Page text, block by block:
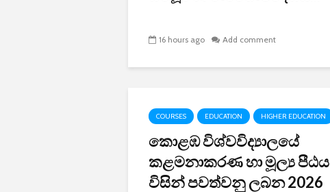
16 hours ago Add comment
COURSES EDUCATION HIGHER EDUCATION
කොළඹ විශ්වවිද්‍යාලයේ
කළමනාකරණ හා මූල්‍ය පීඨය
විසින් පවත්වනු ලබන 2026